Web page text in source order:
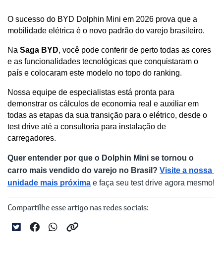
O sucesso do BYD Dolphin Mini em 2026 prova que a
mobilidade elétrica é o novo padrão do varejo brasileiro.
Na Saga BYD, você pode conferir de perto todas as cores
e as funcionalidades tecnológicas que conquistaram o
país e colocaram este modelo no topo do ranking.
Nossa equipe de especialistas está pronta para
demonstrar os cálculos de economia real e auxiliar em
todas as etapas da sua transição para o elétrico, desde o
test drive até a consultoria para instalação de
carregadores.
Quer entender por que o Dolphin Mini se tornou o
carro mais vendido do varejo no Brasil? Visite a nossa
unidade mais próxima e faça seu test drive agora mesmo!
Compartilhe esse artigo nas redes sociais: